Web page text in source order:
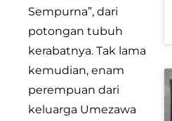
Sempurna”, dari
potongan tubuh
kerabatnya. Tak lama
kemudian, enam
perempuan dari
keluarga Umezawa